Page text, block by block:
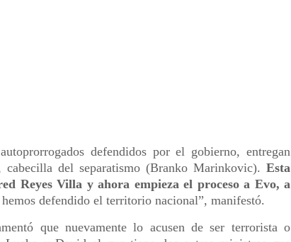
defendidos por el gobierno, entregan
cabecilla del separatismo (Branko Marinkovic).Esta
Reyes Villa y ahora empieza el proceso a Evo, a
defendido el territorio nacional”, manifestó.
que nuevamente lo acusen de ser terrorista o